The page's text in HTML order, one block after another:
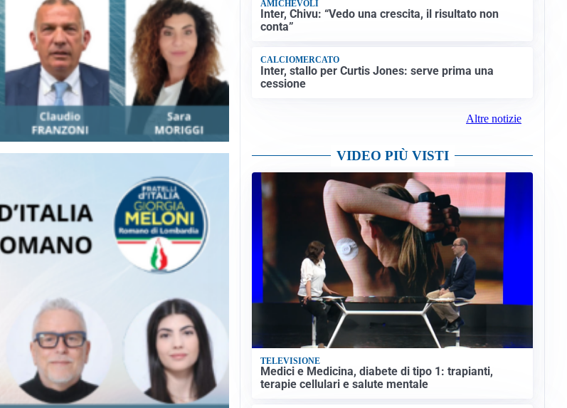
AMICHEVOLI
Inter, Chivu: “Vedo una crescita, il risultato non
conta”
CALCIOMERCATO
Inter, stallo per Curtis Jones: serve prima una
cessione
Altre notizie
VIDEO PIÙ VISTI
TELEVISIONE
Medici e Medicina, diabete di tipo 1: trapianti,
terapie cellulari e salute mentale